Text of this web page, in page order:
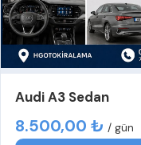
Audi A3 Sedan
8.500,00 ₺ / gün